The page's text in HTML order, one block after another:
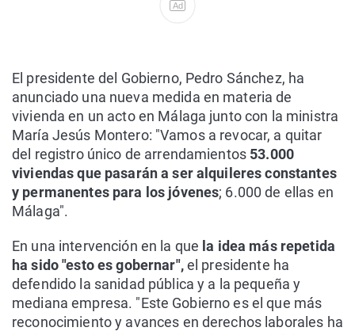
Ad
El presidente del Gobierno, Pedro Sánchez, ha
anunciado una nueva medida en materia de
vivienda en un acto en Málaga junto con la ministra
María Jesús Montero: "Vamos a revocar, a quitar
del registro único de arrendamientos 53.000
viviendas que pasarán a ser alquileres constantes
y permanentes para los jóvenes; 6.000 de ellas en
Málaga".
En una intervención en la que la idea más repetida
ha sido "esto es gobernar",el presidente ha
defendido la sanidad pública y a la pequeña y
mediana empresa. "Este Gobierno es el que más
reconocimiento y avances en derechos laborales ha